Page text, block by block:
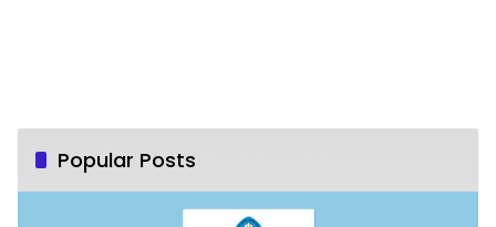
Popular Posts